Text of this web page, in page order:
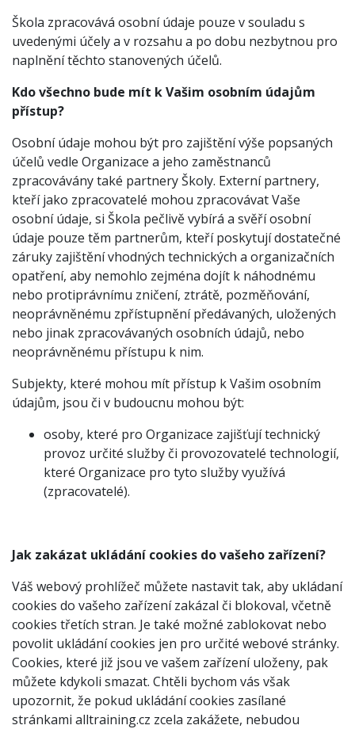
Škola zpracovává osobní údaje pouze v souladu s
uvedenými účely a v rozsahu a po dobu nezbytnou pro
naplnění těchto stanovených účelů.
Kdo všechno bude mít k Vašim osobním údajům
přístup?
Osobní údaje mohou být pro zajištění výše popsaných
účelů vedle Organizace a jeho zaměstnanců
zpracovávány také partnery Školy. Externí partnery,
kteří jako zpracovatelé mohou zpracovávat Vaše
osobní údaje, si Škola pečlivě vybírá a svěří osobní
údaje pouze těm partnerům, kteří poskytují dostatečné
záruky zajištění vhodných technických a organizačních
opatření, aby nemohlo zejména dojít k náhodnému
nebo protiprávnímu zničení, ztrátě, pozměňování,
neoprávněnému zpřístupnění předávaných, uložených
nebo jinak zpracovávaných osobních údajů, nebo
neoprávněnému přístupu k nim.
Subjekty, které mohou mít přístup k Vašim osobním
údajům, jsou či v budoucnu mohou být:
osoby, které pro Organizace zajišťují technický
provoz určité služby či provozovatelé technologií,
které Organizace pro tyto služby využívá
(zpracovatelé).
Jak zakázat ukládání cookies do vašeho zařízení?
Váš webový prohlížeč můžete nastavit tak, aby ukládaní
cookies do vašeho zařízení zakázal či blokoval, včetně
cookies třetích stran. Je také možné zablokovat nebo
povolit ukládání cookies jen pro určité webové stránky.
Cookies, které již jsou ve vašem zařízení uloženy, pak
můžete kdykoli smazat. Chtěli bychom vás však
upozornit, že pokud ukládání cookies zasílané
stránkami alltraining.cz zcela zakážete, nebudou